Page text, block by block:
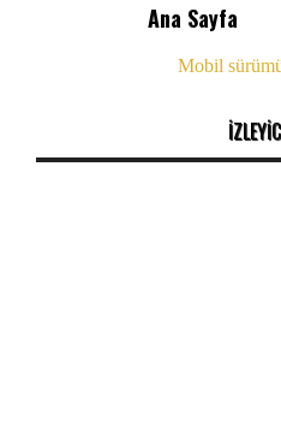
Ana Sayfa
Mobil